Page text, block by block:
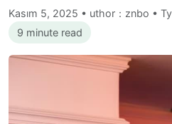
Kasım 5, 2025 • uthor：znbo •
9 minute read